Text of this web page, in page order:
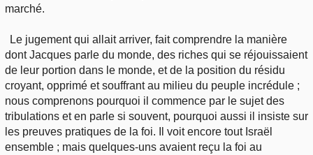
marché.
Le jugement qui allait arriver, fait comprendre la manière
dont Jacques parle du monde, des riches qui se réjouissaient
de leur portion dans le monde, et de la position du résidu
croyant, opprimé et souffrant au milieu du peuple incrédule ;
nous comprenons pourquoi il commence par le sujet des
tribulations et en parle si souvent, pourquoi aussi il insiste sur
les preuves pratiques de la foi. Il voit encore tout Israël
ensemble ; mais quelques-uns avaient reçu la foi au